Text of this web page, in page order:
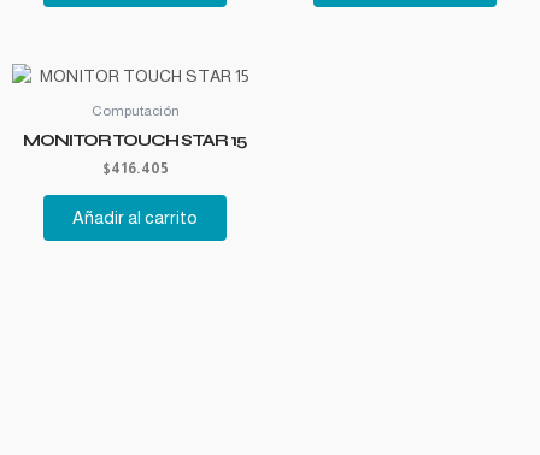
Computación
MONITOR TOUCH STAR 15
$416.405
Añadir al carrito